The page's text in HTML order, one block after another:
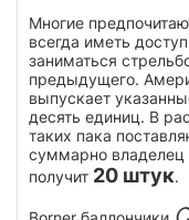
Многие
всегда иметь
заниматься
предыдущего.
выпускает
десять единиц. В
таких пака
суммарно владелец
получит 20 штук.